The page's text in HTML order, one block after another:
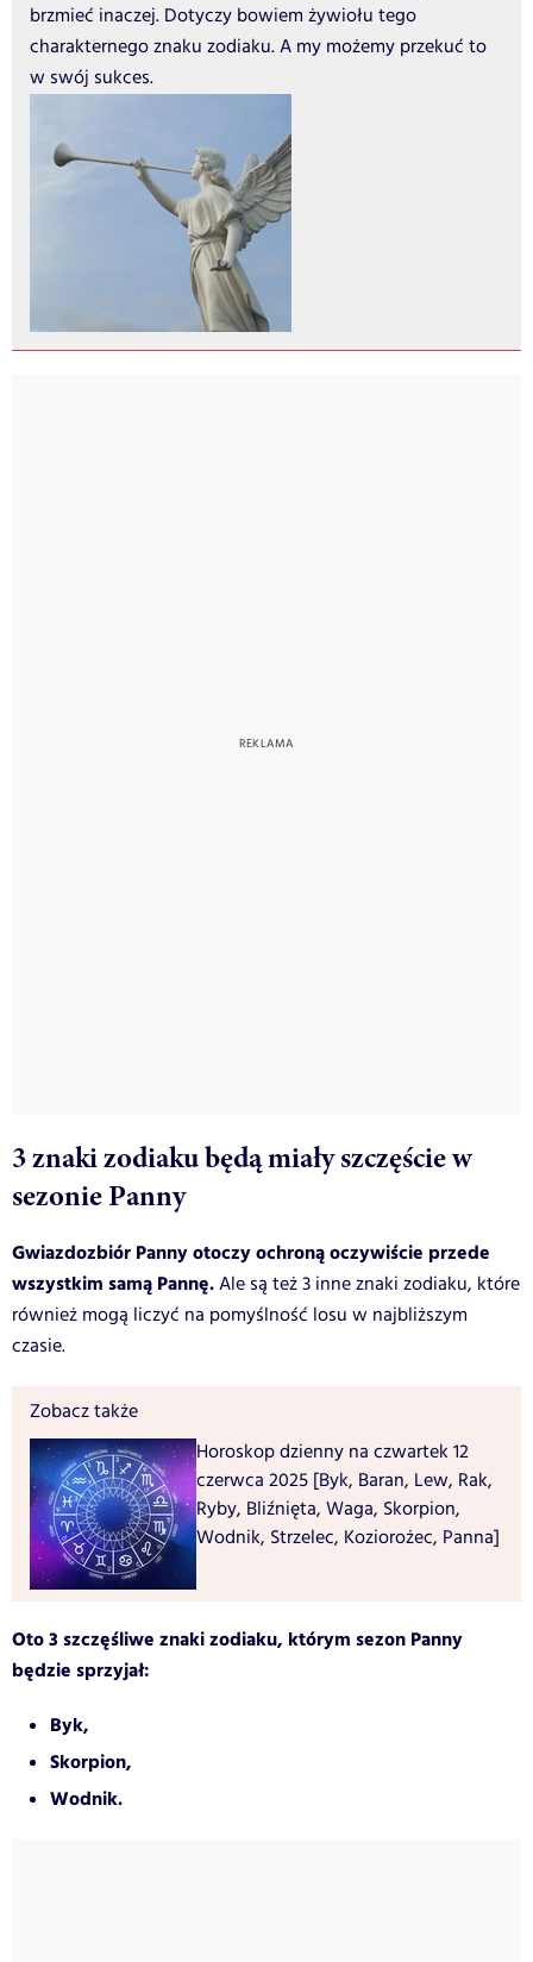
brzmieć inaczej. Dotyczy bowiem żywiołu tego
charakternego znaku zodiaku. A my możemy przekuć to
w swój sukces.
3 znaki zodiaku będą miały szczęście w
sezonie Panny
Gwiazdozbiór Panny otoczy ochroną oczywiście przede
wszystkim samą Pannę.Ale są też 3 inne znaki zodiaku, które
również mogą liczyć na pomyślność losu w najbliższym
czasie.
Zobacz także
Horoskop dzienny na czwartek 12
czerwca 2025 [Byk, Baran, Lew, Rak,
Ryby, Bliźnięta, Waga, Skorpion,
Wodnik, Strzelec, Koziorożec, Panna]
Oto 3 szczęśliwe znaki zodiaku, którym sezon Panny
będzie sprzyjał:
Byk,
Skorpion,
Wodnik.